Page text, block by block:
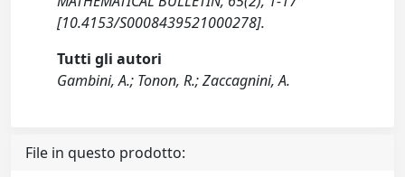
[10.4153/S0008439521000278].
Tutti gli autori
Gambini, A.; Tonon, R.; Zaccagnini, A.
File in questo prodotto: